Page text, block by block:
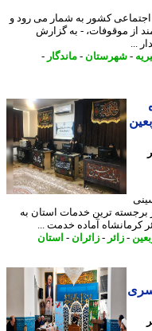
کشور به شمار می رود و
موقوفات، - به گزارش
شهرستان-ماندگار-
ترین خدمات استان به
آماده خدمت ...
-زائر - زائران- استان